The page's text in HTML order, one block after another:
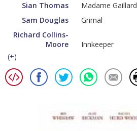
Sian Thomas
Madame Gaillard
Sam Douglas
Grimal
Richard Collins-
Moore
Innkeeper
(+)